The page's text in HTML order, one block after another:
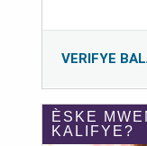
VERIFYE
ÈSKE
KALIFYE?